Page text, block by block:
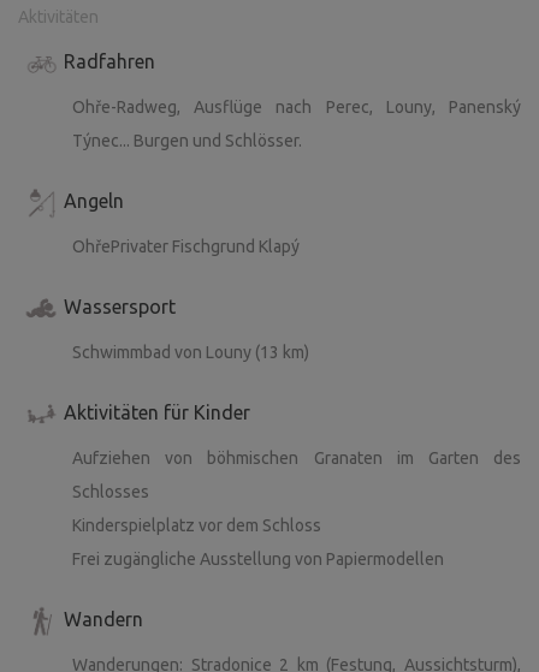
Aktivitäten
Radfahren
Ohře-Radweg, Ausflüge nach Perec, Louny, Panenský
Týnec... Burgen und Schlösser.
Angeln
OhřePrivater Fischgrund Klapý
Wassersport
Schwimmbad von Louny (13 km)
Aktivitäten für Kinder
Aufziehen von böhmischen Granaten im Garten des
Schlosses
Kinderspielplatz vor dem Schloss
Frei zugängliche Ausstellung von Papiermodellen
Wandern
Wanderungen: Stradonice 2 km (Festung, Aussichtsturm),